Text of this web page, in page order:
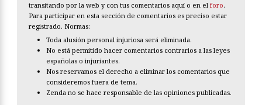
transitando por la web y con tus comentarios aquí o en el foro.
Para participar en esta sección de comentarios es preciso estar
registrado. Normas:
Toda alusión personal injuriosa será eliminada.
No está permitido hacer comentarios contrarios a las leyes
españolas o injuriantes.
Nos reservamos el derecho a eliminar los comentarios que
consideremos fuera de tema.
Zenda no se hace responsable de las opiniones publicadas.